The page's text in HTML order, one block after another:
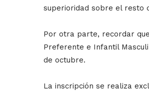
superioridad sobre el resto
Por otra parte, recordar
Preferente e Infantil
de octubre.
La inscripción se realiza